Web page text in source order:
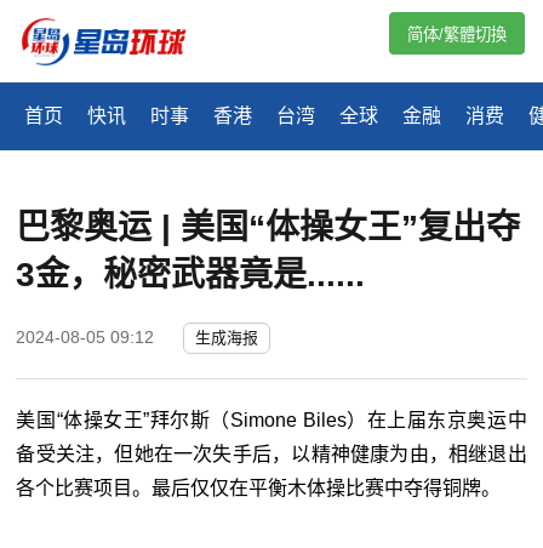
首页 快讯 时事 香港 台湾 全球 金融 消费
简体/繁體切換
巴黎奥运 | 美国“体操女王”复出夺
3金，秘密武器竟是......
2024-08-05 09:12 生成海报
美国“体操女王”拜尔斯（Simone Biles）在上届东京奥运中
备受关注，但她在一次失手后，以精神健康为由，相继退出
各个比赛项目。最后仅仅在平衡木体操比赛中夺得铜牌。